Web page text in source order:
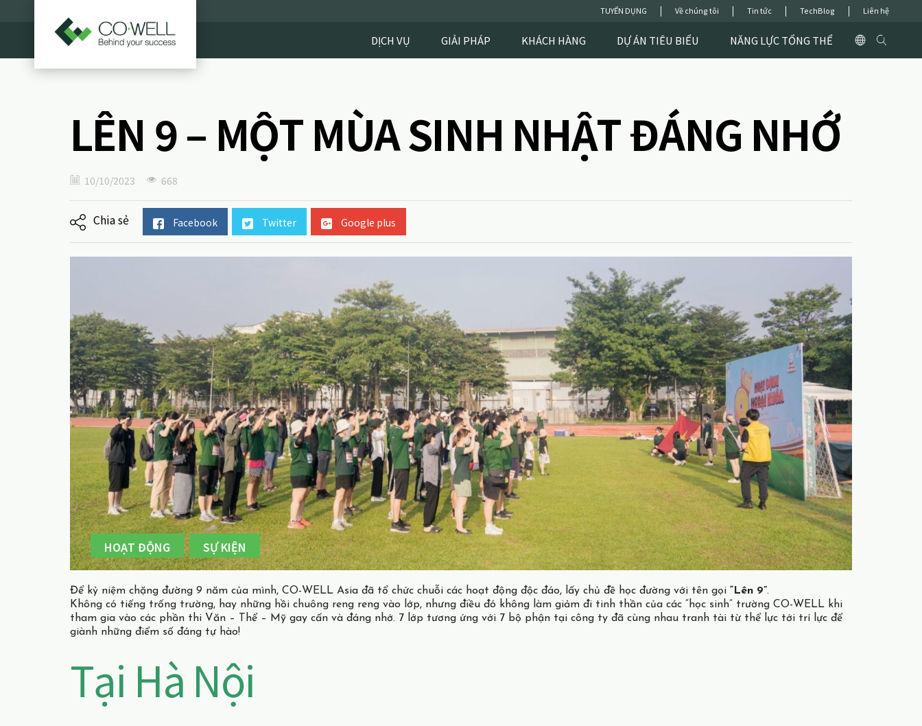
TUYỂN DỤNG Về chúng tôi Tin tức TechBlog Liên hệ
DỊCH VỤ GIẢI PHÁP KHÁCH HÀNG DỰ ÁN TIÊU BIỂU NĂNG LỰC TỔNG THỂ
LÊN 9 – MỘT MÙA SINH NHẬT ĐÁNG NHỚ
10/10/2023 668
Chia sẻ Facebook Twitter Google plus
HOẠT ĐỘNG SỰ KIỆN
Để kỷ niệm chặng đường 9 năm của mình, CO-WELL Asia đã tổ chức chuỗi các hoạt động độc đáo, lấy chủ đề học đường với tên gọi “Lên 9”.
Không có tiếng trống trường, hay những hồi chuông reng reng vào lớp, nhưng điều đó không làm giảm đi tinh thần của các “học sinh” trường CO-WELL khi
tham gia vào các phần thi Văn – Thể – Mỹ gay cấn và đáng nhớ. 7 lớp tương ứng với 7 bộ phận tại công ty đã cùng nhau tranh tài từ thể lực tới trí lực để
giành những điểm số đáng tự hào!
Tại Hà Nội